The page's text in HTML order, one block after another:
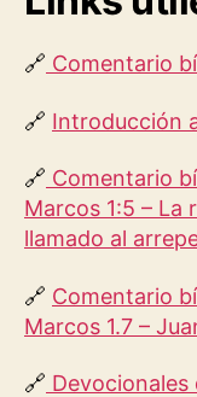
🔗 Comentario
🔗 Introducción
🔗 Comentario
Marcos 1:5 – La
llamado al
🔗 Comentario
Marcos 1.7 –
🔗 Devocionales